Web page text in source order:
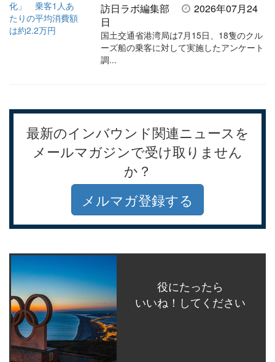
訪日ラボ編集部
2026年07月24
日
国土交通省港湾局は7月15日、18隻のクル
ーズ船の乗客に対して実施したアンケート
調...
最新のインバウンド関連ニュースを
メールマガジンで受け取りません
か？
メルマガ登録する
役にたったら
いいね！してください